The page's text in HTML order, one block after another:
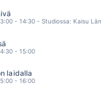
RUNOILIJA
- 14:30 - Studiossa: Kaisu
- 15:00
laidalla
- 16:00